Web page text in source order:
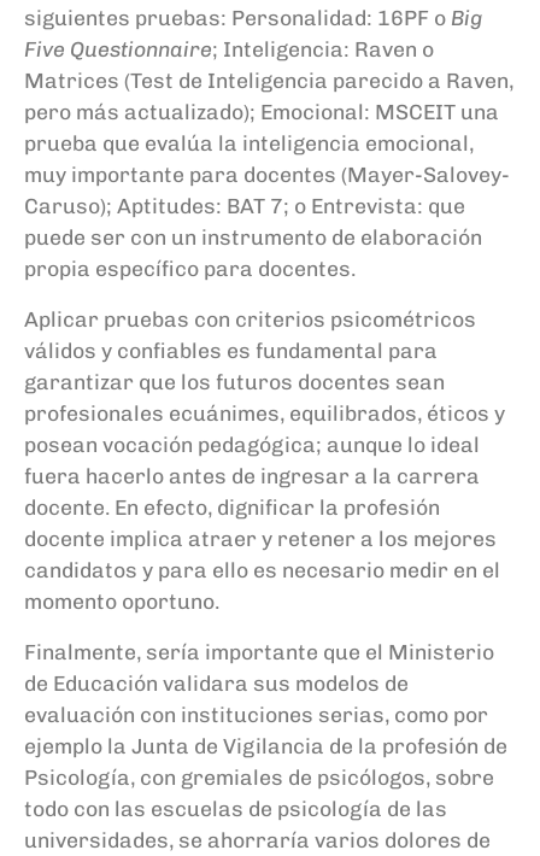
siguientes pruebas: Personalidad: 16PF o Big
Five Questionnaire; Inteligencia: Raven o
Matrices (Test de Inteligencia parecido a Raven,
pero más actualizado); Emocional: MSCEIT una
prueba que evalúa la inteligencia emocional,
muy importante para docentes (Mayer-Salovey-
Caruso); Aptitudes: BAT 7; o Entrevista: que
puede ser con un instrumento de elaboración
propia específico para docentes.
Aplicar pruebas con criterios psicométricos
válidos y confiables es fundamental para
garantizar que los futuros docentes sean
profesionales ecuánimes, equilibrados, éticos y
posean vocación pedagógica; aunque lo ideal
fuera hacerlo antes de ingresar a la carrera
docente. En efecto, dignificar la profesión
docente implica atraer y retener a los mejores
candidatos y para ello es necesario medir en el
momento oportuno.
Finalmente, sería importante que el Ministerio
de Educación validara sus modelos de
evaluación con instituciones serias, como por
ejemplo la Junta de Vigilancia de la profesión de
Psicología, con gremiales de psicólogos, sobre
todo con las escuelas de psicología de las
universidades, se ahorraría varios dolores de